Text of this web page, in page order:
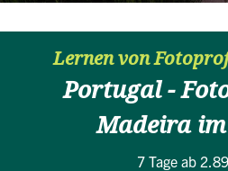
Lernen von
Portugal -
Madeira
7 Tage ab